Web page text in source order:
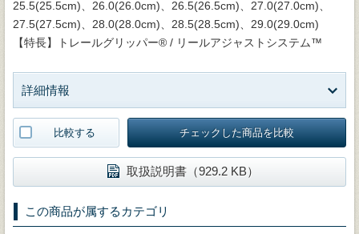
25.5(25.5cm)、26.0(26.0cm)、26.5(26.5cm)、27.0(27.0cm)、
27.5(27.5cm)、28.0(28.0cm)、28.5(28.5cm)、29.0(29.0cm)
【特長】トレールグリッパー® / リールアジャストシステム™
詳細情報
比較する チェックした商品を比較
取扱説明書（929.2 KB）
この商品が属するカテゴリ